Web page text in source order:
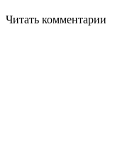
Читать комментарии